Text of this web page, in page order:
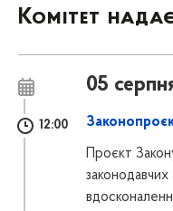
Комітет
05
12:00
Проєкт